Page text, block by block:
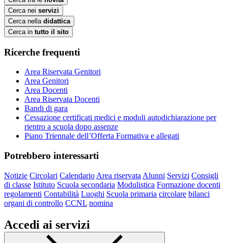
Cerca nei servizi
Cerca nella didattica
Cerca in tutto il sito
Ricerche frequenti
Area Riservata Genitori
Area Genitori
Area Docenti
Area Riservata Docenti
Bandi di gara
Cessazione certificati medici e moduli autodichiarazione per
rientro a scuola dopo assenze
Piano Triennale dell’Offerta Formativa e allegati
Potrebbero interessarti
Notizie Circolari Calendario Area riservata Alunni Servizi Consigli
di classe Istituto Scuola secondaria Modulistica Formazione docenti
regolamenti Contabilità Luoghi Scuola primaria circolare bilanci
organi di controllo CCNL nomina
Accedi ai servizi